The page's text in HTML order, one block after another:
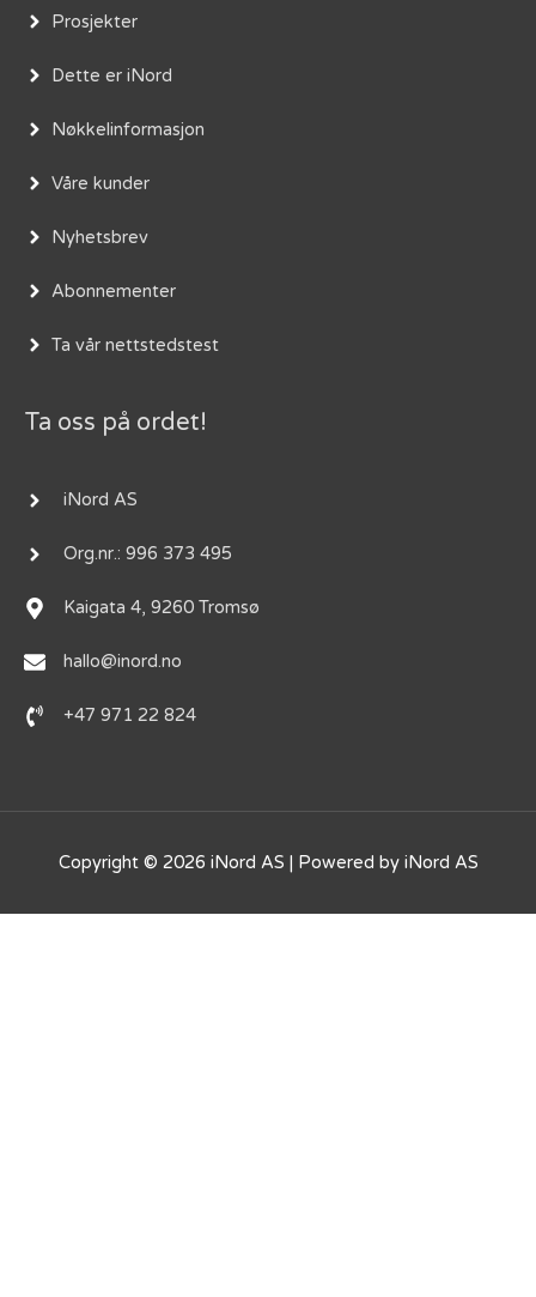
Prosjekter
Dette er iNord
Nøkkelinformasjon
Våre kunder
Nyhetsbrev
Abonnementer
Ta vår nettstedstest
Ta oss på ordet!
iNord AS
Org.nr.: 996 373 495
Kaigata 4, 9260 Tromsø
hallo@inord.no
+47 971 22 824
Copyright © 2026 iNord AS | Powered by iNord AS